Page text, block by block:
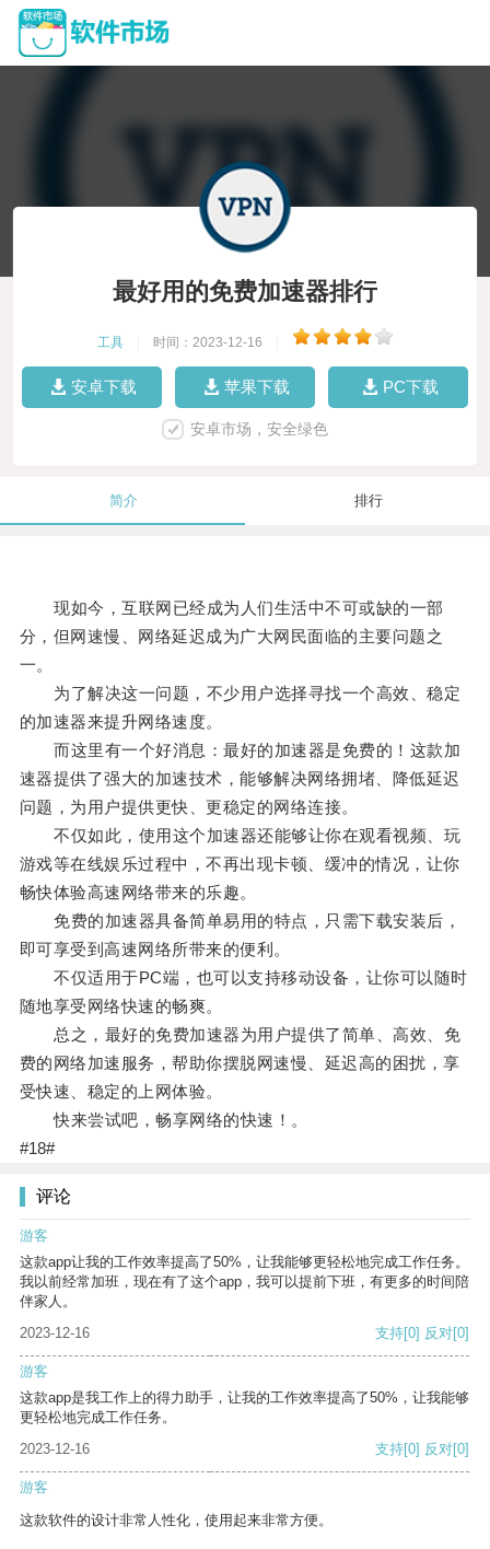
最好用的免费加速器排行
工具 时间：2023-12-16
安卓下载 苹果下载 PC下载
安卓市场，安全绿色
简介 排行
现如今，互联网已经成为人们生活中不可或缺的一部
分，但网速慢、网络延迟成为广大网民面临的主要问题之
一。
为了解决这一问题，不少用户选择寻找一个高效、稳定
的加速器来提升网络速度。
而这里有一个好消息：最好的加速器是免费的！这款加
速器提供了强大的加速技术，能够解决网络拥堵、降低延迟
问题，为用户提供更快、更稳定的网络连接。
不仅如此，使用这个加速器还能够让你在观看视频、玩
游戏等在线娱乐过程中，不再出现卡顿、缓冲的情况，让你
畅快体验高速网络带来的乐趣。
免费的加速器具备简单易用的特点，只需下载安装后，
即可享受到高速网络所带来的便利。
不仅适用于PC端，也可以支持移动设备，让你可以随时
随地享受网络快速的畅爽。
总之，最好的免费加速器为用户提供了简单、高效、免
费的网络加速服务，帮助你摆脱网速慢、延迟高的困扰，享
受快速、稳定的上网体验。
快来尝试吧，畅享网络的快速！。
#18#
评论
游客
这款app让我的工作效率提高了50%，让我能够更轻松地完成工作任务。
我以前经常加班，现在有了这个app，我可以提前下班，有更多的时间陪
伴家人。
2023-12-16
支持[0] 反对[0]
游客
这款app是我工作上的得力助手，让我的工作效率提高了50%，让我能够
更轻松地完成工作任务。
2023-12-16
支持[0] 反对[0]
游客
这款软件的设计非常人性化，使用起来非常方便。